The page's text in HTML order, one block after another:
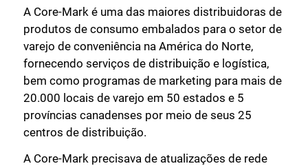
A Core-Mark é uma das maiores distribuidoras de
produtos de consumo embalados para o setor de
varejo de conveniência na América do Norte,
fornecendo serviços de distribuição e logística,
bem como programas de marketing para mais de
20.000 locais de varejo em 50 estados e 5
províncias canadenses por meio de seus 25
centros de distribuição.
A Core-Mark precisava de atualizações de rede